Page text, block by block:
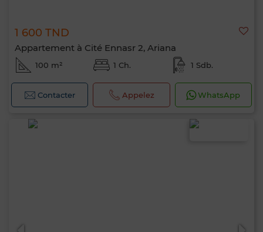
1 600 TND
Appartement à Cité Ennasr 2, Ariana
100 m² 1 Ch. 1 Sdb.
Contacter Appelez WhatsApp